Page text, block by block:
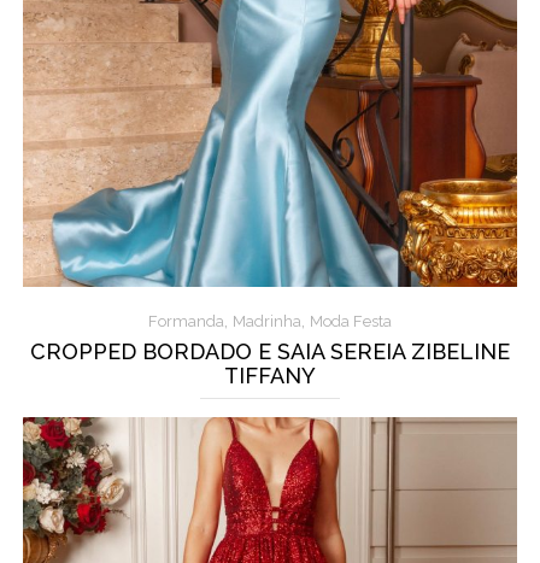
Formanda, Madrinha, Moda Festa
CROPPED BORDADO E SAIA SEREIA ZIBELINE
TIFFANY